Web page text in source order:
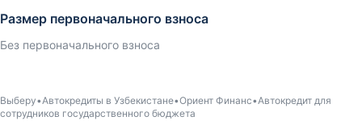
Размер первоначального взноса
Без первоначального взноса
Выберу Автокредиты в Узбекистане Ориент Финанс Автокредит для
сотрудников государственного бюджета